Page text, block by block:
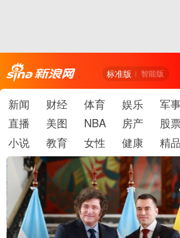
标准版 智能版
新闻 财经 体育 娱乐 军
直播
美图 NBA 房产 股
小说
教育 女性 健康 精品